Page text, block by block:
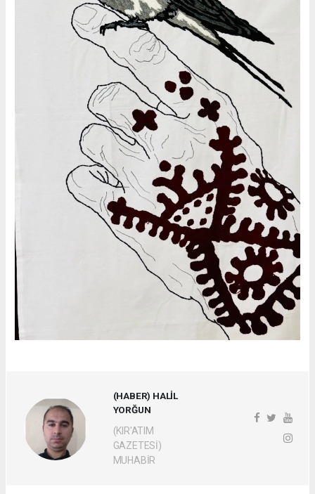
(HABER) HALİL
YORĞUN
(KIR'ATIM
GAZETESİ)
MUHABİR